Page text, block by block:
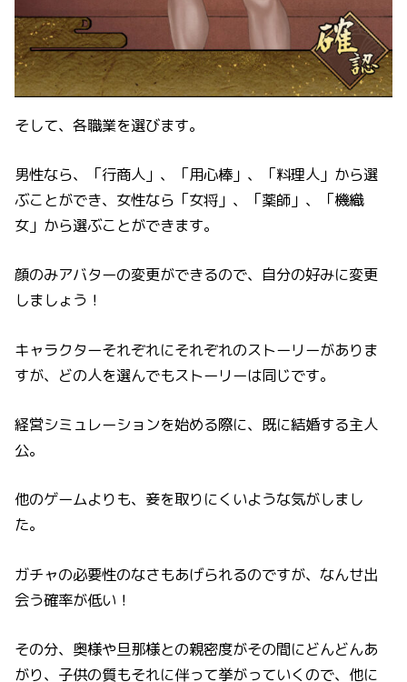
そして、各職業を選びます。
男性なら、「行商人」、「用心棒」、「料理人」から選
ぶことができ、女性なら「女将」、「薬師」、「機織
女」から選ぶことができます。
顔のみアバターの変更ができるので、自分の好みに変更
しましょう！
キャラクターそれぞれにそれぞれのストーリーがありま
すが、どの人を選んでもストーリーは同じです。
経営シミュレーションを始める際に、既に結婚する主人
公。
他のゲームよりも、妾を取りにくいような気がしまし
た。
ガチャの必要性のなさもあげられるのですが、なんせ出
会う確率が低い！
その分、奥様や旦那様との親密度がその間にどんどんあ
がり、子供の質もそれに伴って挙がっていくので、他に